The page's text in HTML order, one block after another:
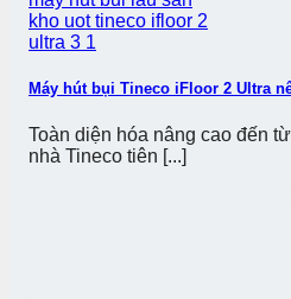
Máy hút bụi Tineco iFloor 2 Ultra
Toàn diện hóa nâng cao đến
nhà Tineco tiên [...]